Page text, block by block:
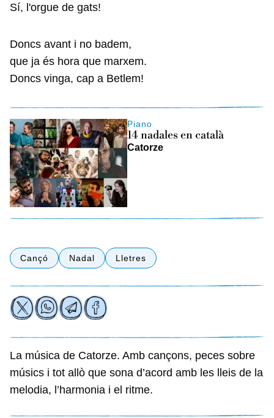
Sí, l'orgue de gats!
Doncs avant i no badem,
que ja és hora que marxem.
Doncs vinga, cap a Betlem!
Piano
14 nadales en català
Catorze
Cançó Nadal Lletres
La música de Catorze. Amb cançons, peces sobre
músics i tot allò que sona d’acord amb les lleis de la
melodia, l’harmonia i el ritme.